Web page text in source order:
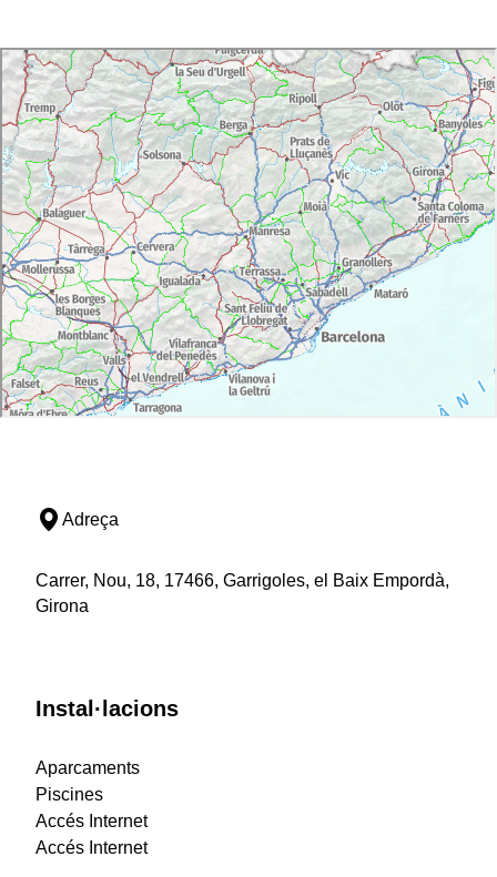
Adreça
Carrer, Nou, 18, 17466, Garrigoles, el Baix Empordà,
Girona
Instal·lacions
Aparcaments
Piscines
Accés Internet
Accés Internet